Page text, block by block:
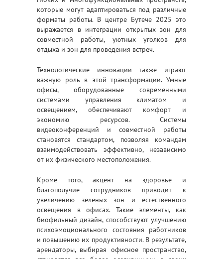
которые могут адаптироваться под различные
форматы работы. В центре Бутече 2025 это
выражается в интеграции открытых зон для
совместной работы, уютных уголков для
отдыха и зон для проведения встреч.
Технологические инновации также играют
важную роль в этой трансформации. Умные
офисы, оборудованные современными
системами управления климатом и
освещением, обеспечивают комфорт и
экономию ресурсов. Системы
видеоконференций и совместной работы
становятся стандартом, позволяя командам
взаимодействовать эффективно, независимо
от их физического местоположения.
Кроме того, акцент на здоровье и
благополучие сотрудников приводит к
увеличению зеленых зон и естественного
освещения в офисах. Такие элементы, как
биофильный дизайн, способствуют улучшению
психоэмоционального состояния работников
и повышению их продуктивности. В результате,
арендаторы, выбирая офисное пространство,